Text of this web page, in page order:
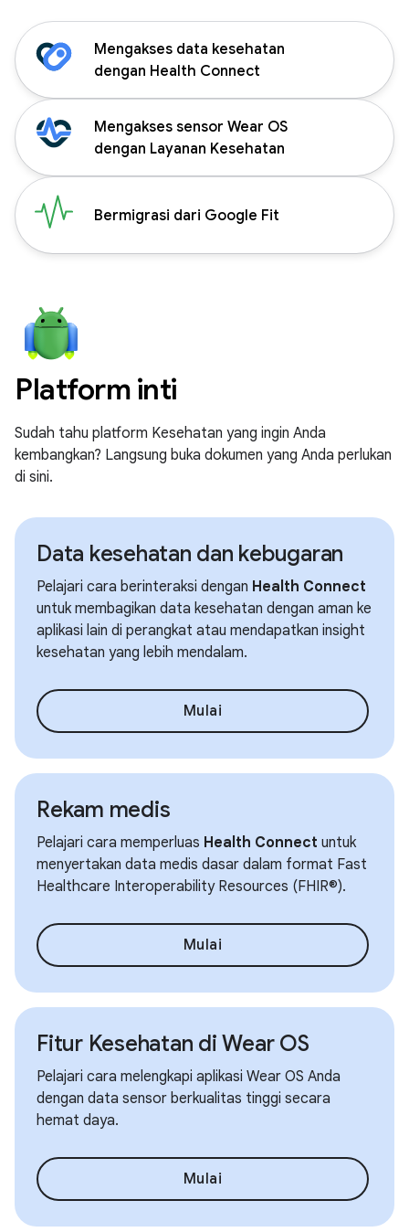
Mengakses data kesehatan
dengan Health Connect
Mengakses sensor Wear OS
dengan Layanan Kesehatan
Bermigrasi dari Google Fit
Platform inti
Sudah tahu platform Kesehatan yang ingin Anda
kembangkan? Langsung buka dokumen yang Anda perlukan
di sini.
Data kesehatan dan kebugaran
Pelajari cara berinteraksi dengan Health Connect
untuk membagikan data kesehatan dengan aman ke
aplikasi lain di perangkat atau mendapatkan insight
kesehatan yang lebih mendalam.
Mulai
Rekam medis
Pelajari cara memperluas Health Connect untuk
menyertakan data medis dasar dalam format Fast
Healthcare Interoperability Resources (FHIR®).
Mulai
Fitur Kesehatan di Wear OS
Pelajari cara melengkapi aplikasi Wear OS Anda
dengan data sensor berkualitas tinggi secara
hemat daya.
Mulai